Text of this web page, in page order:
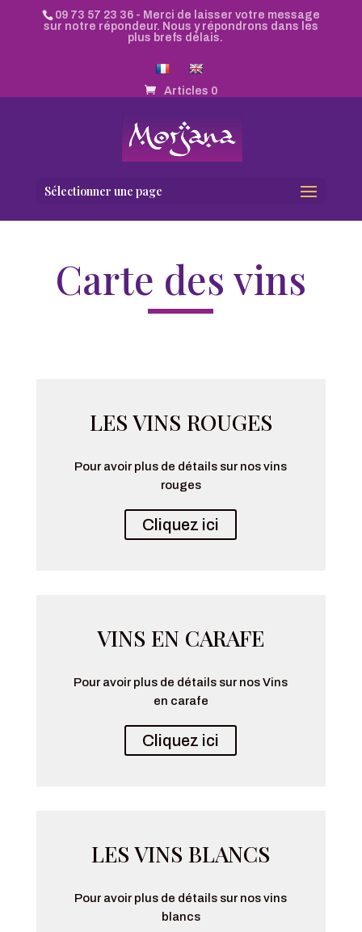
09 73 57 23 36- Merci de laisser votre message
sur notre répondeur. Nous y répondrons dans les
plus brefs délais.
Articles 0
Sélectionner une page
Carte des vins
LES VINS ROUGES
Pour avoir plus de détails sur nos vins
rouges
Cliquez ici
VINS EN CARAFE
Pour avoir plus de détails sur nos Vins
en carafe
Cliquez ici
LES VINS BLANCS
Pour avoir plus de détails sur nos vins
blancs